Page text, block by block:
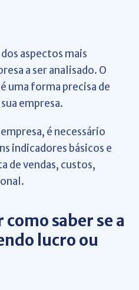
aspectos mais
a ser analisado. O
uma forma precisa de
empresa.
é necessário
indicadores básicos e
de vendas, custos,
saber se a
lucro ou